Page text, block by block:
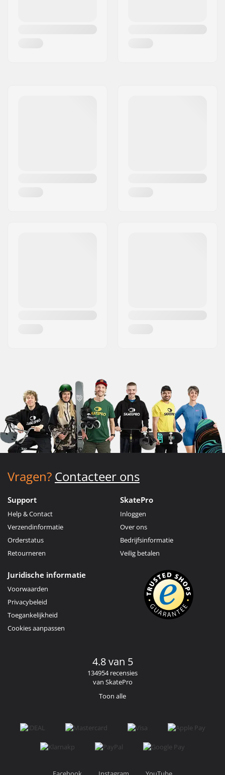
Vragen? Contacteer ons
Support
Help & Contact
Verzendinformatie
Orderstatus
Retourneren
SkatePro
Inloggen
Over ons
Bedrijfsinformatie
Veilig betalen
Juridische informatie
Voorwaarden
Privacybeleid
Toegankelijkheid
Cookies aanpassen
4.8 van 5
134954 recensies
van SkatePro
Toon alle